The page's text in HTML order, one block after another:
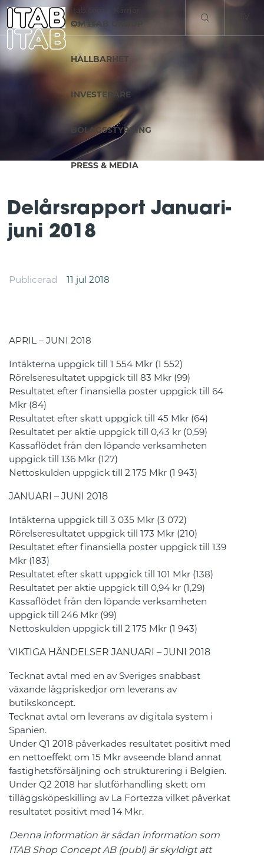
itab.com
Kontakt
OM ITAB GROUP
HÅLLBARHET
INVESTERARE
BOLAGSSTYRNING
PRESS & MEDIA
Delårsrapport Januari-
juni 2018
Publicerad 11 jul 2018
APRIL – JUNI 2018
Intäkterna uppgick till 1 554 Mkr (1 552)
Rörelseresultatet uppgick till 83 Mkr (99)
Resultatet efter finansiella poster uppgick till 64
Mkr (84)
Resultatet efter skatt uppgick till 45 Mkr (64)
Resultatet per aktie uppgick till 0,43 kr (0,59)
Kassaflödet från den löpande verksamheten
uppgick till 136 Mkr (127)
Nettoskulden uppgick till 2 175 Mkr (1 943)
JANUARI – JUNI 2018
Intäkterna uppgick till 3 035 Mkr (3 072)
Rörelseresultatet uppgick till 173 Mkr (210)
Resultatet efter finansiella poster uppgick till 139
Mkr (183)
Resultatet efter skatt uppgick till 101 Mkr (138)
Resultatet per aktie uppgick till 0,94 kr (1,29)
Kassaflödet från den löpande verksamheten
uppgick till 246 Mkr (99)
Nettoskulden uppgick till 2 175 Mkr (1 943)
VIKTIGA HÄNDELSER JANUARI – JUNI 2018
Tecknat avtal med en av Sveriges snabbast
växande lågpriskedjor om leverans av
butikskoncept.
Tecknat avtal om leverans av digitala system i
Spanien.
Under Q1 2018 påverkades resultatet positivt med
en nettoeffekt om 15 Mkr avseende bland annat
fastighetsförsäljning och strukturering i Belgien.
Under Q2 2018 har slutförhandling skett om
tilläggsköpeskilling av La Fortezza vilket påverkat
resultatet positivt med 14 Mkr.
Denna information är sådan information som
ITAB Shop Concept AB (publ) är skyldigt att